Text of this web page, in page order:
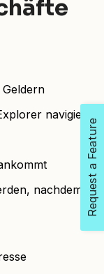
navigiert
nachdem Request a Feature